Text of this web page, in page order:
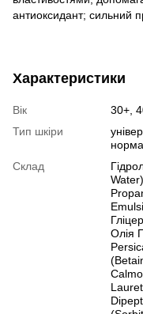
антиоксидант; сильний
Характеристики
Вік
30+,
Тип шкіри
Склад
Олія